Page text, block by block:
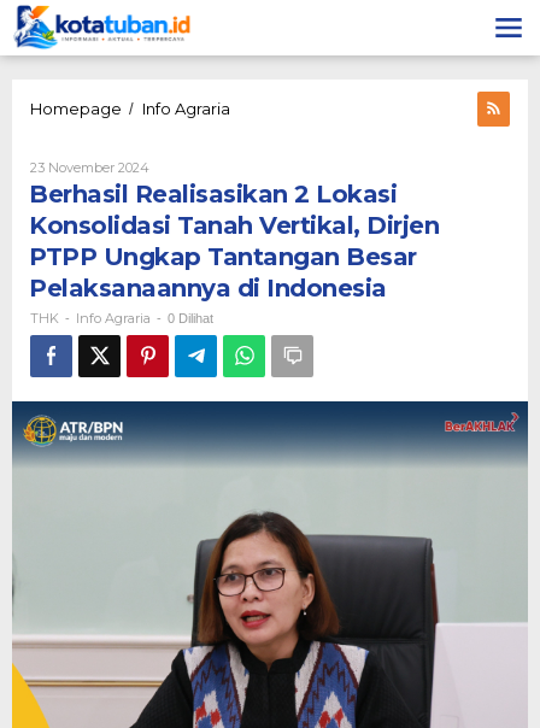
Lewati
ke
konten
Homepage / Info Agraria
Konsolidasi
Tanah
Vertikal,
Dirjen
PTPP
Ungkap
Besar
Pelaksanaannya
23 November 2024Oleh
THK
Berhasil Realisasikan 2 Lokasi
Konsolidasi Tanah Vertikal, Dirjen
PTPP Ungkap Tantangan Besar
Pelaksanaannya di Indonesia
THK - Info Agraria - 0 Dilihat